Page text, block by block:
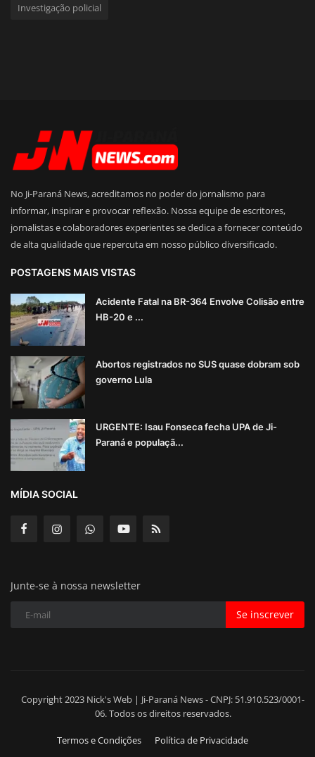
Investigação policial
No Ji-Paraná News, acreditamos no poder do jornalismo para
informar, inspirar e provocar reflexão. Nossa equipe de escritores,
jornalistas e colaboradores experientes se dedica a fornecer conteúdo
de alta qualidade que repercuta em nosso público diversificado.
POSTAGENS MAIS VISTAS
Acidente Fatal na BR-364 Envolve Colisão entre
HB-20 e ...
Abortos registrados no SUS quase dobram sob
governo Lula
URGENTE: Isau Fonseca fecha UPA de Ji-
Paraná e populaçã...
MÍDIA SOCIAL
Junte-se à nossa newsletter
Se inscrever
Copyright 2023 Nick's Web | Ji-Paraná News - CNPJ: 51.910.523/0001-
06. Todos os direitos reservados.
Termos e Condições Política de Privacidade